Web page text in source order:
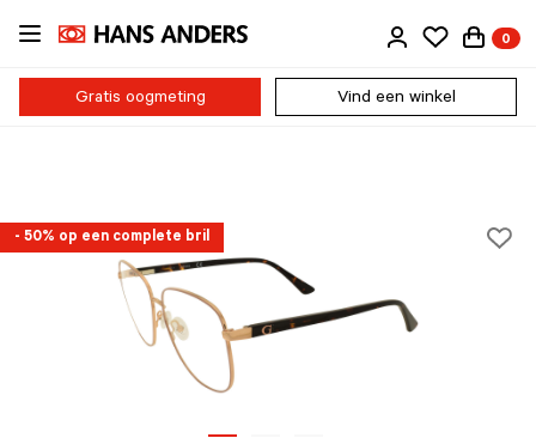
Ga
naar
inhoud
0
Gratis oogmeting Vind een winkel
- 50% op een complete bril